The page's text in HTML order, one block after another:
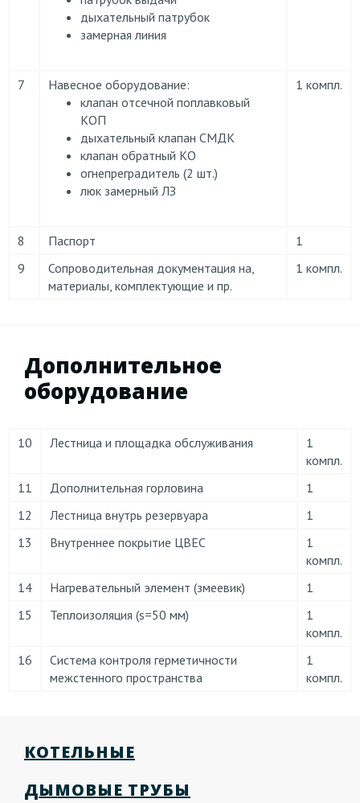
дыхательный патрубок
замерная линия
7
Навесное оборудование:
клапан отсечной поплавковый
КОП
дыхательный клапан СМДК
клапан обратный КО
огнепреградитель (2 шт.)
люк замерный ЛЗ
1 компл.
8 Паспорт
1
9
Сопроводительная документация на,
материалы, комплектующие и пр.
1 компл.
Дополнительное
оборудование
10 Лестница и площадка обслуживания
1
компл.
11
Дополнительная горловина
1
12
Лестница внутрь резервуара
1
13
Внутреннее покрытие ЦВЕС
1
компл.
14
Нагревательный элемент (змеевик)
1
15
Теплоизоляция (s=50 мм)
1
компл.
16
Система контроля герметичности
межстенного пространства
1
компл.
КОТЕЛЬНЫЕ
ДЫМОВЫЕ ТРУБЫ